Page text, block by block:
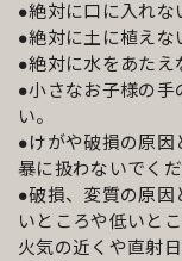
●絶対に口に入れな
●絶対に土に植えな
●絶対に水をあたえ
●小さなお子様の手
い。
●けがや破損の原因
暴に扱わないでくだ
●破損、変質の原因
いところや低いとこ
火気の近くや直射